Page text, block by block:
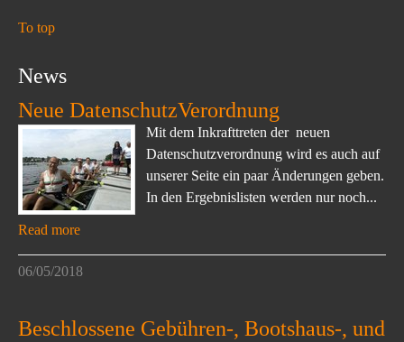
To top
News
Neue DatenschutzVerordnung
Mit dem Inkrafttreten der neuen
Datenschutzverordnung wird es auch auf
unserer Seite ein paar Änderungen geben.
In den Ergebnislisten werden nur noch...
Read more
06/05/2018
Beschlossene Gebühren-, Bootshaus-, und